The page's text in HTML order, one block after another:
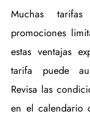
Muchas
promociones
estas ventajas
tarifa puede
Revisa las
en el calendario